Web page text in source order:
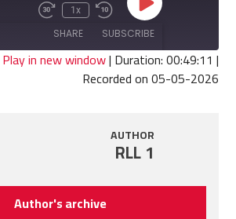
Play
Episode
Rewind
10
Seconds
1x
Fast
seconds
SUBSCRIBE
SHARE
SHARE
Play in new window| Duration: 00:49:11 |
Recorded on 05-05-2026
AUTHOR
RLL 1
Author's archive